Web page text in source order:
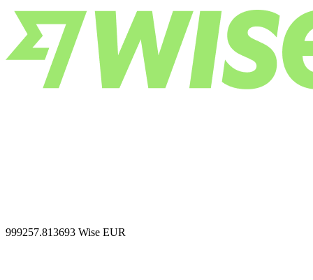
999257.813693 Wise EUR